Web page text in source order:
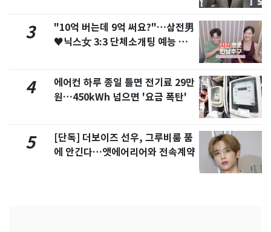
3
"10억 버는데 9억 써요?"…삼전男
♥닉스女 3:3 단체소개팅 예능 화
4
에어컨 하루 종일 틀면 전기료 29만
원…450kWh 넘으면 '요금 폭탄'
5
[단독] 더보이즈 선우, 그루비룸 품
에 안긴다…앳에어리어와 전속계약